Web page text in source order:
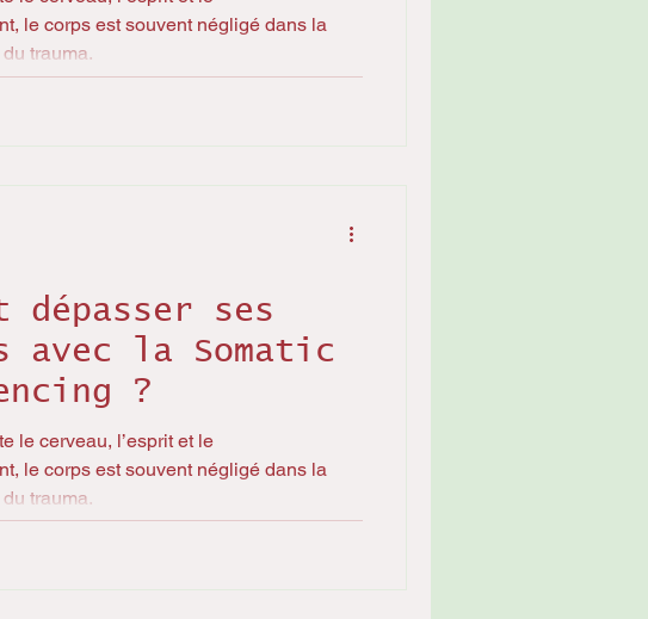
le corps est souvent négligé dans la
trauma.
dépasser ses
avec la Somatic
?
le cerveau, l’esprit et le
le corps est souvent négligé dans la
trauma.